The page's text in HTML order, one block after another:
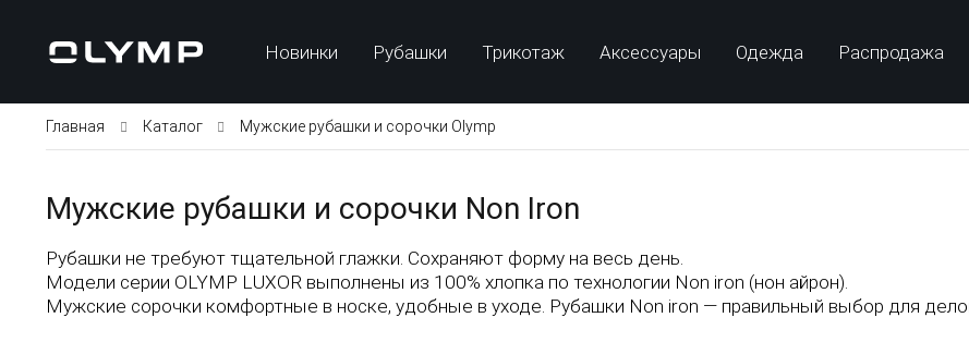
Новинки Рубашки Трикотаж Аксессуары Одежда Распродажа
Главная Каталог Мужские рубашки и сорочки Olymp
Мужские рубашки и сорочки Non Iron
Рубашки не требуют тщательной глажки. Сохраняют форму на весь день.
Модели серии OLYMP LUXOR выполнены из 100% хлопка по технологии Non iron (нон айрон).
Мужские сорочки комфортные в носке, удобные в уходе. Рубашки Non iron — правильный выбор для